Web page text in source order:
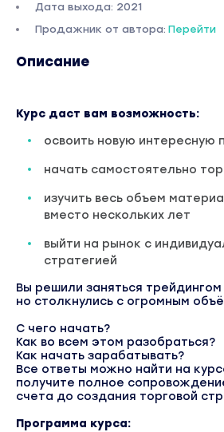
Дата выхода: 2021
Продажник от автора: Перейти
Описание
Курс даст вам возможность:
освоить новую
начать самостоятельно
изучить весь объем
вместо нескольких лет
выйти на рынок с
стратегией
Вы решили заняться трейдингом
но столкнулись с огромным
С чего начать?
Как во всем этом разобраться?
Как начать зарабатывать?
Все ответы можно найти на
получите полное
счета до создания торговой
Программа курса: